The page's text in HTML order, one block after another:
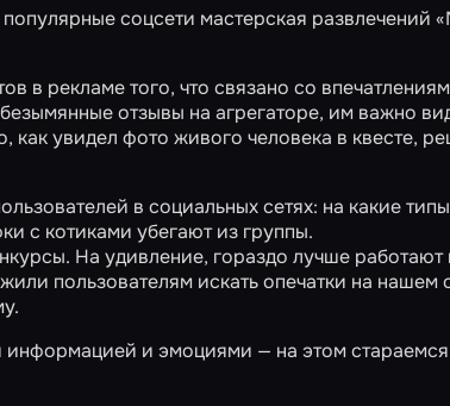
соцсети мастерская развлечений
в рекламе того, что связано со
отзывы на агрегаторе, им важно
увидел фото живого человека в квесте,
в социальных сетях: на какие
с котиками убегают из группы.
На удивление, гораздо лучше работают
пользователям искать опечатки на нашем
информацией и эмоциями — на этом